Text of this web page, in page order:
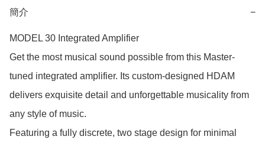
簡介 −
MODEL 30 Integrated Amplifier
Get the most musical sound possible from this Master-
tuned integrated amplifier. Its custom-designed HDAM
delivers exquisite detail and unforgettable musicality from
any style of music.
Featuring a fully discrete, two stage design for minimal